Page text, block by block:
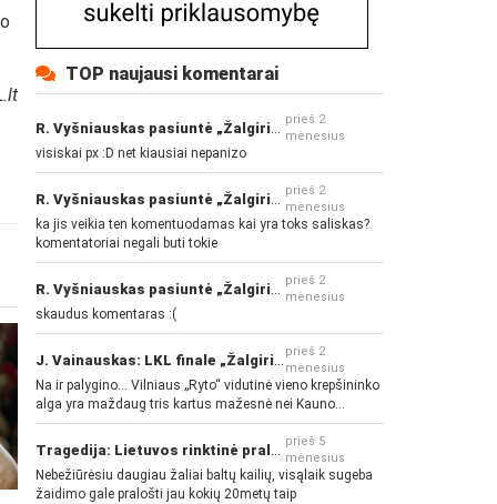
TOP naujausi komentarai
R. Vyšniauskas pasiuntė „Žalgirio“ ir kitų klubų fanus prieš 2
mėnesius
visiskai px :D net kiausiai nepanizo
R. Vyšniauskas pasiuntė „Žalgirio“ ir kitų klubų fanus prieš 2
mėnesius
ka jis veikia ten komentuodamas kai yra toks saliskas?
komentatoriai negali buti tokie
R. Vyšniauskas pasiuntė „Žalgirio“ ir kitų klubų fanus prieš 2
mėnesius
skaudus komentaras :(
J. Vainauskas: LKL finale „Žalgiris“ norės pažeminti „Rytą“ prieš 2
mėnesius
Na ir palygino... Vilniaus „Ryto“ vidutinė vieno krepšininko
alga yra maždaug tris kartus mažesnė nei Kauno
„Žalgirio“... Mokama už sugebėjimus... Nėra pinigų - nėra
gerų žaidėjų...
Tragedija: Lietuvos rinktinė pralaimėjo Islandijai prieš 5
mėnesius
Nebežiūrėsiu daugiau žaliai baltų kailių, visąlaik sugeba
žaidimo gale pralošti jau kokių 20metų taip